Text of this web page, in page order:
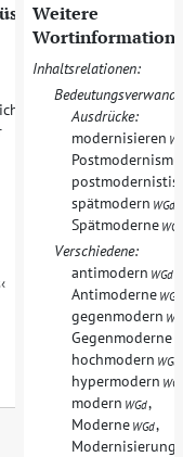
Weitere
Inhaltsrelationen:
Ausdrücke:
modernisieren
spätmodern WGd
Spätmoderne
Verschiedene:
antimodern WGd
Antimoderne WGd
gegenmodern
Gegenmoderne
hochmodern WGd
hypermodern
modern WGd,
Moderne WGd,
Modernisierung